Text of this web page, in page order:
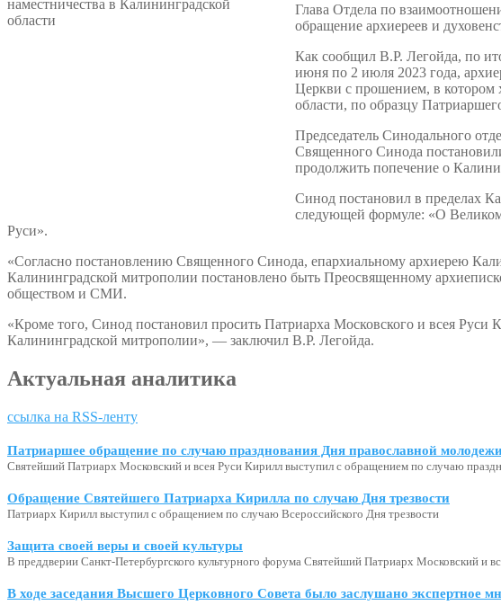
Глава Отдела по
обращение архиереев и
Как сообщил В.Р. Легойда, по
июня по 2 июля 2023 года,
Церкви с прошением, в котором
области, по образцу
Председатель Синодального
Священного Синода
продолжить попечение о
Синод постановил в пределах
следующей формуле: «О
Руси».
«Согласно постановлению Священного Синода, епархиальному архиерею
Калининградской митрополии постановлено быть Преосвященному
обществом и СМИ.
«Кроме того, Синод постановил просить Патриарха Московского и всея
Калининградской митрополии», — заключил В.Р. Легойда.
Актуальная аналитика
ссылка на RSS-ленту
Патриаршее обращение по случаю празднования Дня православной
Святейший Патриарх Московский и всея Руси Кирилл выступил с обращением по случаю
Обращение Святейшего Патриарха Кирилла по случаю Дня трезвости
Патриарх Кирилл выступил с обращением по случаю Всероссийского Дня трезвости
Защита своей веры и своей культуры
В преддверии Санкт-Петербургского культурного форума Святейший Патриарх Московский и
В ходе заседания Высшего Церковного Совета было заслушано экспертное